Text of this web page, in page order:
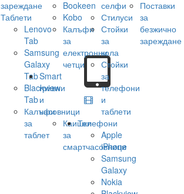
зареждане
Таблети
Lenovo
Tab
Samsung
Galaxy
Tab
Blackview
Tab
Калъфи
за
таблет
Bookeen
Kobo
Калъфи
за
електронни
четци
Smart
гривни
и
часовници
Каишки
за
смартчасовници
селфи
Стилуси
Стойки
за
кола
Стойки
за
телефони
и
таблети
Телефони
Apple
iPhone
Samsung
Galaxy
Nokia
Поставки
за
безжично
зареждане